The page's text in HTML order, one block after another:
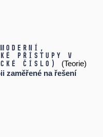
přístupy v
číslo)
(Teorie)
zaměřené na řešení